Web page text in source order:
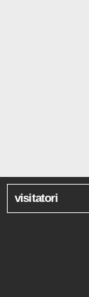
visitatori